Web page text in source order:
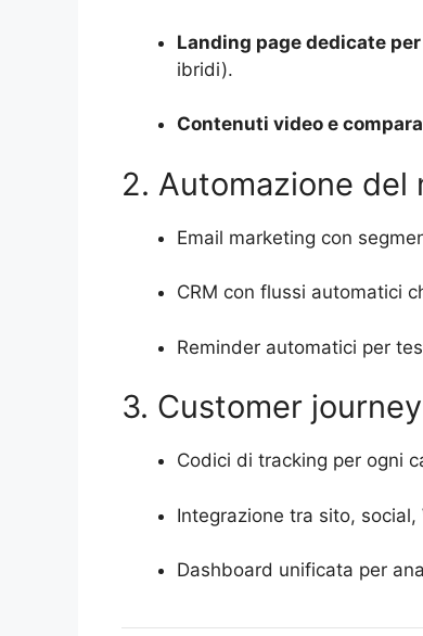
Landing page dedicate
ibridi).
Contenuti video e
2. Automazione del
Email marketing con
CRM con flussi automatici
Reminder automatici per
3. Customer
Codici di tracking per ogni
Integrazione tra sito,
Dashboard unificata per